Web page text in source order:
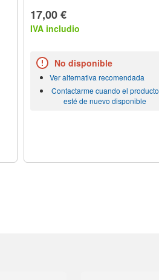
17,00 €
IVA includio
No disponible
Ver alternativa recomendada
Contactarme cuando el producto
esté de nuevo disponible